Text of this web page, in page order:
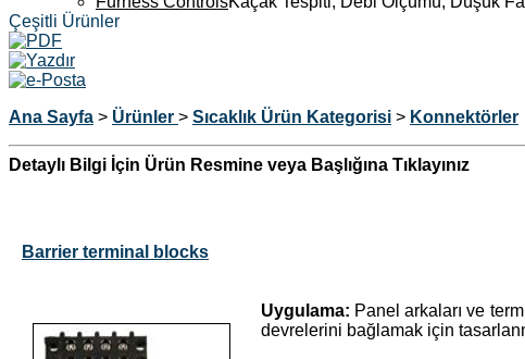
Çeşitli Ürünler
Ana Sayfa > Ürünler > Sıcaklık Ürün Kategorisi > Konnektörler
Detaylı Bilgi İçin Ürün Resmine veya Başlığına Tıklayınız
Barrier terminal blocks
Uygulama: Panel arkaları ve
devrelerini bağlamak için